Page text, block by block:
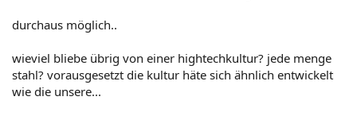
durchaus möglich..
wieviel bliebe übrig von einer hightechkultur? jede menge
stahl? vorausgesetzt die kultur häte sich ähnlich entwickelt
wie die unsere...